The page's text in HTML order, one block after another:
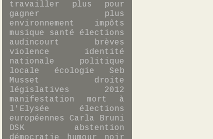
travailler plus pour
gagner plus
environnement
impôts
musique
santé
élections
audincourt
brèves
violence
identité
nationale
politique
locale
écologie
Seb
Musset
droite
législatives 2012
manifestation
mort à
l'Elysée
élections
européennes
Carla Bruni
DSK
abstention